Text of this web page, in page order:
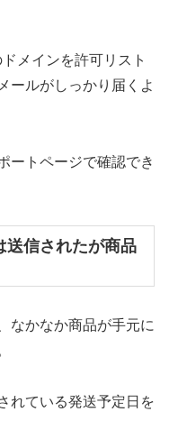
メインを許可リスト
ールがしっかり届くよ
ートページで確認でき
送信されたが商品
なかなか商品が手元に
れている発送予定日を